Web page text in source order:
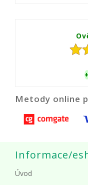
Metody online
Informace/
Úvod